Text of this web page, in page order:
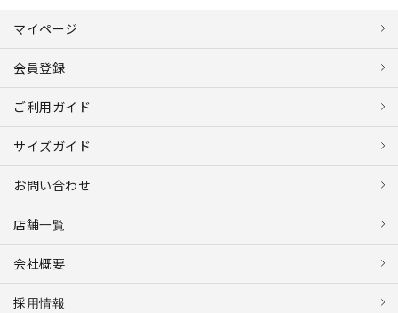
マイページ
会員登録
ご利用ガイド
サイズガイド
お問い合わせ
店舗一覧
会社概要
採用情報